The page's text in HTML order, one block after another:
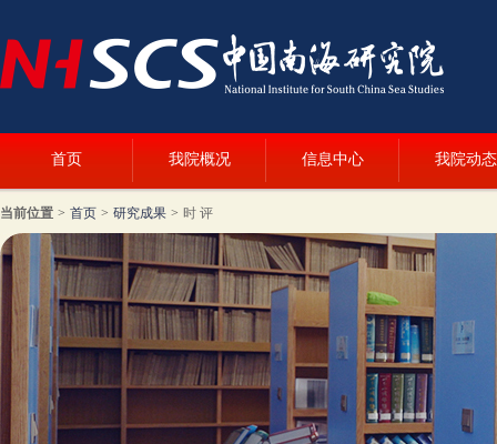
首页 我院概况 信息中心 我院动态
当前位置 > 首页 > 研究成果 > 时 评